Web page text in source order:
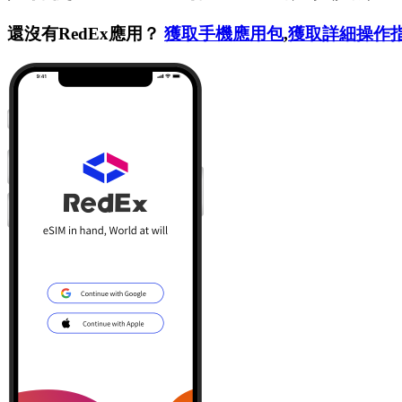
還沒有RedEx應用？ 獲取手機應用包,獲取詳細操作